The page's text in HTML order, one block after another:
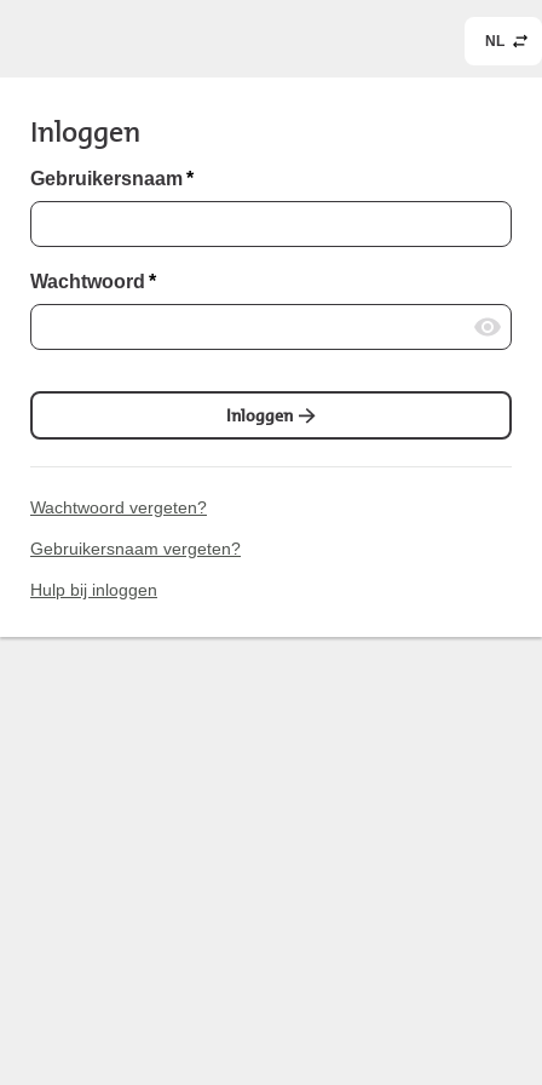
NL
Inloggen
Gebruikersnaam*
Wachtwoord *
Inloggen
Wachtwoord vergeten?
Gebruikersnaam vergeten?
Hulp bij inloggen